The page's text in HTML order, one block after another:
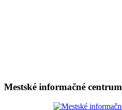
Mestské informačné centrum